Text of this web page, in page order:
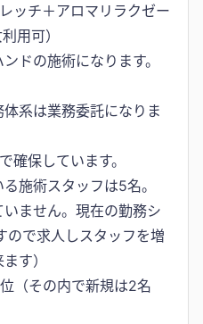
ッチ＋アロマリラクゼー
用可）
ドの施術になります。
系は業務委託になりま
確保しています。
施術スタッフは5名。
いません。現在の勤務シ
ので求人しスタッフを増
す）
（その内で新規は2名